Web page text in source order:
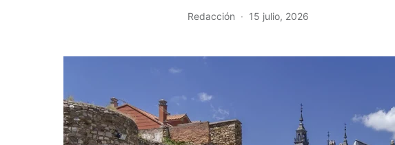
Redacción 15 julio, 2026